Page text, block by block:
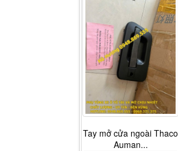
Tay mở cửa ngoài Thaco
Auman...